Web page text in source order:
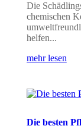
Die
chemischen
helfen...
mehr lesen
Die besten